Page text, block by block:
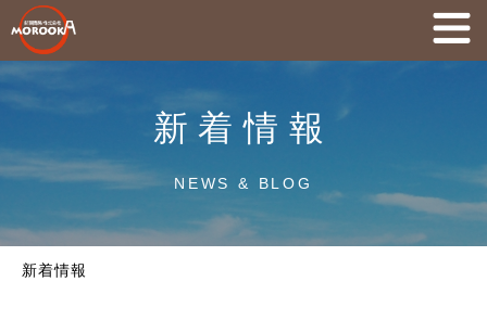
新着情報
NEWS & BLOG
新着情報